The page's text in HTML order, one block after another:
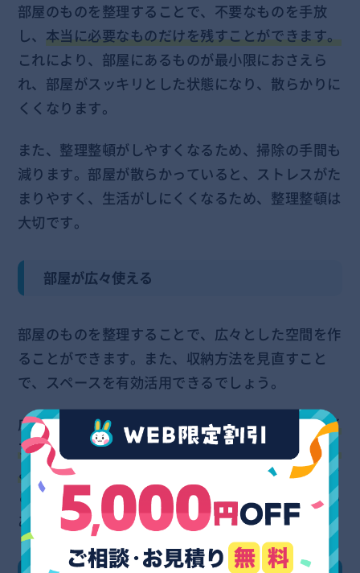
部屋のものを整理することで、不要なものを手放
し、 本当に必要なものだけを残すことができます。
これにより、部屋にあるものが最小限におさえら
れ、部屋がスッキリとした状態になり、散らかりに
くくなります。
また、整理整頓がしやすくなるため、掃除の手間も
減ります。部屋が散らかっていると、ストレスがた
まりやすく、生活がしにくくなるため、整理整頓は
大切です。
部屋が広々使える
部屋のものを整理することで、広々とした空間を作
ることができます。また、収納方法を見直すこと
で、スペースを有効活用できるでしょう。
広々とした空間があると、自分の好きなようにレイ
アウトを変えたり、新しい家具を置くことができ、
より快適な生活を送ることができます。また、広々
とした空間は、気持ちをリフレッシュさせる効果も
あります。